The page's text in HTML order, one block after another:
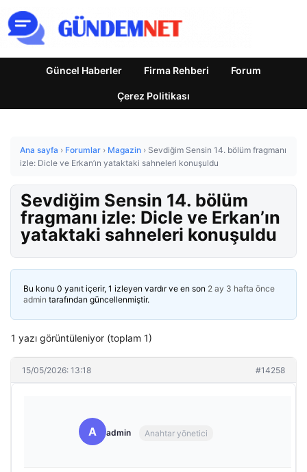
Güncel Haberler Firma Rehberi Forum
Çerez Politikası
Ana sayfa › Forumlar › Magazin › Sevdiğim Sensin 14. bölüm fragmanı
izle: Dicle ve Erkan’ın yataktaki sahneleri konuşuldu
Sevdiğim Sensin 14. bölüm
fragmanı izle: Dicle ve Erkan’ın
yataktaki sahneleri konuşuldu
Bu konu 0 yanıt içerir, 1 izleyen vardır ve en son 2 ay 3 hafta önce
admin tarafından güncellenmiştir.
1 yazı görüntüleniyor (toplam 1)
15/05/2026: 13:18 #14258
A admin Anahtar yönetici